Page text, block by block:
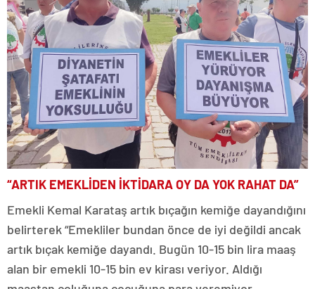
“ARTIK EMEKLİDEN İKTİDARA OY DA YOK RAHAT DA”
Emekli Kemal Karataş artık bıçağın kemiğe dayandığını
belirterek “Emekliler bundan önce de iyi değildi ancak
artık bıçak kemiğe dayandı. Bugün 10-15 bin lira maaş
alan bir emekli 10-15 bin ev kirası veriyor. Aldığı